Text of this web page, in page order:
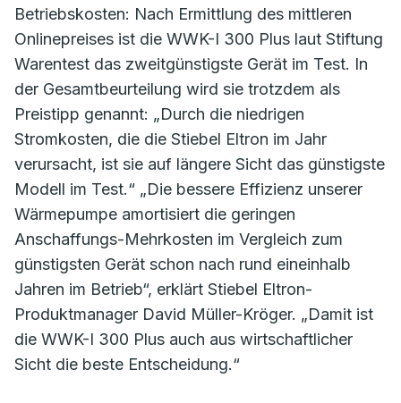
Betriebskosten: Nach Ermittlung des mittleren
Onlinepreises ist die WWK-I 300 Plus laut Stiftung
Warentest das zweitgünstigste Gerät im Test. In
der Gesamtbeurteilung wird sie trotzdem als
Preistipp genannt: „Durch die niedrigen
Stromkosten, die die Stiebel Eltron im Jahr
verursacht, ist sie auf längere Sicht das günstigste
Modell im Test.“ „Die bessere Effizienz unserer
Wärmepumpe amortisiert die geringen
Anschaffungs-Mehrkosten im Vergleich zum
günstigsten Gerät schon nach rund eineinhalb
Jahren im Betrieb“, erklärt Stiebel Eltron-
Produktmanager David Müller-Kröger. „Damit ist
die WWK-I 300 Plus auch aus wirtschaftlicher
Sicht die beste Entscheidung.“